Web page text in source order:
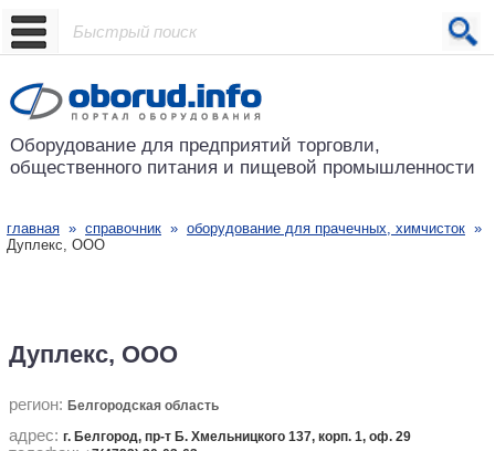
Проект основан в 2001 году
Оборудование для предприятий торговли,
общественного питания и пищевой промышленности
главная » справочник » оборудование для прачечных, химчисток »
Дуплекс, ООО
Дуплекс, ООО
регион: Белгородская область
адрес: г. Белгород, пр-т Б. Хмельницкого 137, корп. 1, оф. 29